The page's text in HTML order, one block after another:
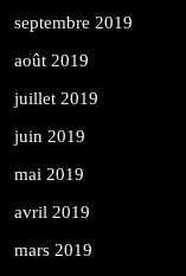
septembre 2019
août 2019
juillet 2019
juin 2019
mai 2019
avril 2019
mars 2019